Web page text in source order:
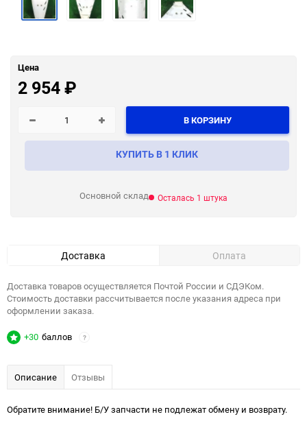
Цена
2 954₽
В КОРЗИНУ
КУПИТЬ В 1 КЛИК
Основной склад Осталась 1 штука
Доставка Оплата
Доставка товаров осуществляется Почтой России и СДЭКом.
Стоимость доставки рассчитывается после указания адреса при
оформлении заказа.
+30 баллов ?
Описание Отзывы
Обратите внимание! Б/У запчасти не подлежат обмену и возврату.